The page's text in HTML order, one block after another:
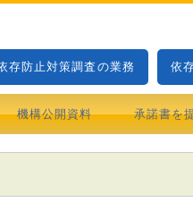
存防止対策調査の業務 依
機構公開資料 承諾書を